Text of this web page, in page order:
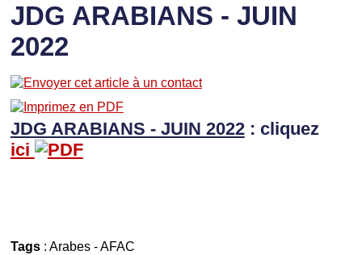
JDG ARABIANS - JUIN
2022
JDG ARABIANS - JUIN 2022: cliquez
ici
Tags: Arabes-AFAC